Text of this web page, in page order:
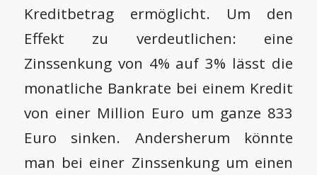
Kreditbetrag ermöglicht. Um den
Effekt zu verdeutlichen: eine
Zinssenkung von 4% auf 3% lässt die
monatliche Bankrate bei einem Kredit
von einer Million Euro um ganze 833
Euro sinken. Andersherum könnte
man bei einer Zinssenkung um einen